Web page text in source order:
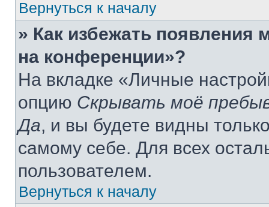
Вернуться к началу
» Как избежать появления
на конференции»?
На вкладке «Личные
опцию Скрывать моё
Да, и вы будете видны
самому себе. Для всех
пользователем.
Вернуться к началу